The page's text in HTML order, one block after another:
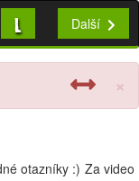
L Další
×
otazníky :) Za video